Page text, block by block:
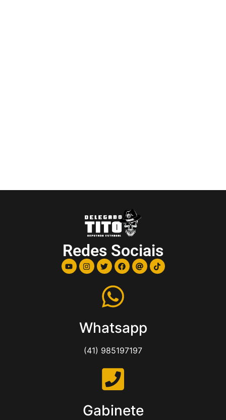
Redes Sociais
Whatsapp
(41) 985197197
Gabinete